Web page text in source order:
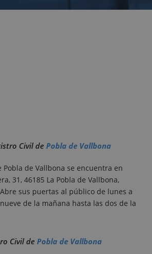
Civil de Pobla de Vallbona
Pobla de Vallbona se encuentra en
31, 46185 La Pobla de Vallbona,
sus puertas al público de lunes a
de la mañana hasta las dos de la
Civil de Pobla de Vallbona